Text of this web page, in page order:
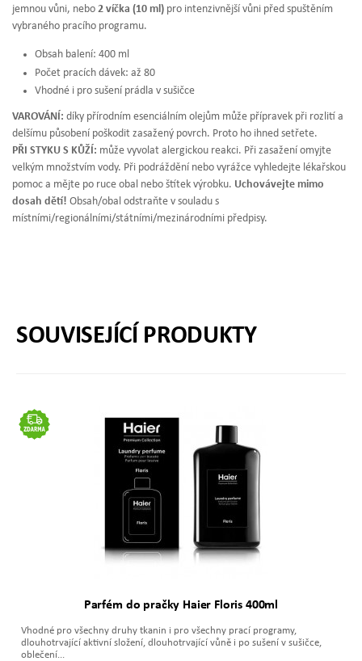
jemnou vůni, nebo 2 víčka (10 ml) pro intenzivnější vůni před spuštěním
vybraného pracího programu.
Obsah balení: 400 ml
Počet pracích dávek: až 80
Vhodné i pro sušení prádla v sušičce
VAROVÁNÍ: díky přírodním esenciálním olejům může přípravek při rozlití a
delšímu působení poškodit zasažený povrch. Proto ho ihned setřete.
PŘI STYKU S KŮŽÍ: může vyvolat alergickou reakci. Při zasažení omyjte
velkým množstvím vody. Při podráždění nebo vyrážce vyhledejte lékařskou
pomoc a mějte po ruce obal nebo štítek výrobku. Uchovávejte mimo
dosah dětí! Obsah/obal odstraňte v souladu s
místními/regionálními/státními/mezinárodními předpisy.
SOUVISEJÍCÍ PRODUKTY
Parfém do pračky Haier Floris 400ml
Vhodné pro všechny druhy tkanin i pro všechny prací programy,
dlouhotrvající aktivní složení, dlouhotrvající vůně i po sušení v sušičce,
oblečení...